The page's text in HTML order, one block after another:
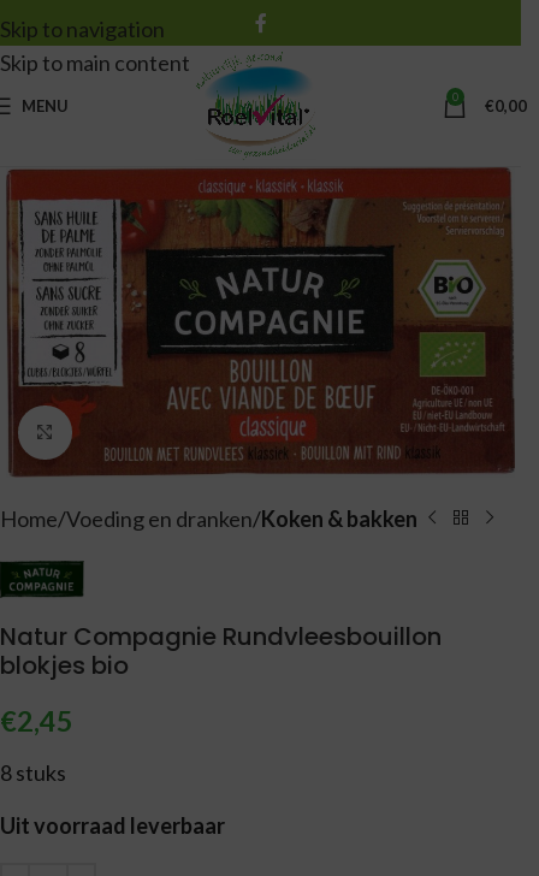
Skip to navigation
Skip to main content
MENU 0 €0,00
Vergroten
Home Voeding en dranken Koken & bakken
Natur Compagnie Rundvleesbouillon
blokjes bio
€2,45
8 stuks
Uit voorraad leverbaar